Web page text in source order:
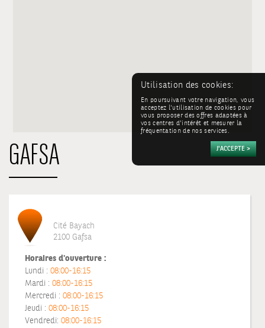
GAFSA
Cité Bayach
2100 Gafsa
Horaires d'ouverture :
Lundi : 08:00-16:15
Mardi : 08:00-16:15
Mercredi : 08:00-16:15
Jeudi : 08:00-16:15
Vendredi: 08:00-16:15
Utilisation des cookies:
En poursuivant votre navigation, vous
acceptez l'utilisation de cookies pour
vous proposer des offres adaptées à
vos centres d'intérêt et mesurer la
fréquentation de nos services.